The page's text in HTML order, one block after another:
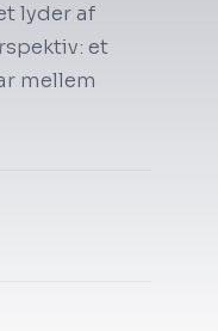
lyder af
et
mellem